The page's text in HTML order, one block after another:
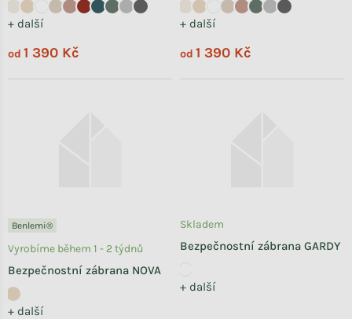
+ další
od 1 390 Kč
+ další
od 1 390 Kč
Benlemi®
Bezpečnostní zábrana NOVA
+ další
Vyrobíme během 1 - 2 týdnů Bezpečnostní zábrana GARDY
+ další
Skladem